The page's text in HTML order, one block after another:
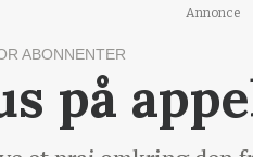
Annonce
ABONNENTER
på